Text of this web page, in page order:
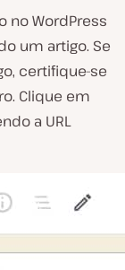
no WordPress
um artigo. Se
certifique-se
Clique em
a URL